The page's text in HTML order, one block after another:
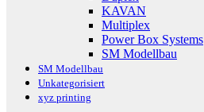
KAVAN
Multiplex
Power Box Systems
SM Modellbau
SM Modellbau
Unkategorisiert
xyz printing